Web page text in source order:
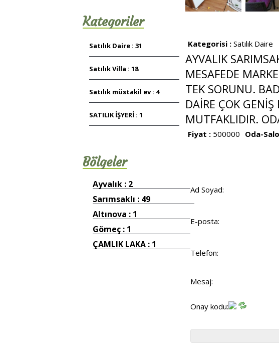
Kategoriler
Satılık Daire : 31
Satılık Villa : 18
Satılık müstakil ev : 4
SATILIK İŞYERİ : 1
Bölgeler
Ayvalık : 2
Sarımsaklı : 49
Altınova : 1
Gömeç : 1
ÇAMLIK LAKA : 1
Kategorisi : Satılık Daire
AYVALIK
MESAFEDE
TEK SORUNU.
DAİRE ÇOK
MUTFAKLIDIR.
Fiyat : 500000 Oda-
Ad Soyad:
E-posta:
Telefon:
Mesaj:
Onay kodu: